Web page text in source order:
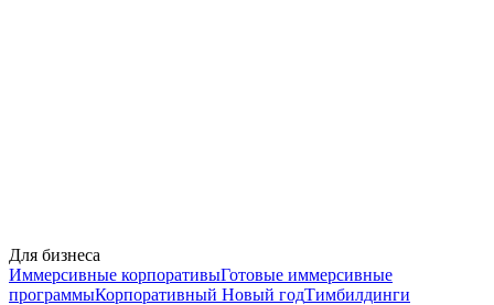
Для бизнеса
Иммерсивные корпоративыГотовые иммерсивные
программыКорпоративный Новый годТимбилдинги